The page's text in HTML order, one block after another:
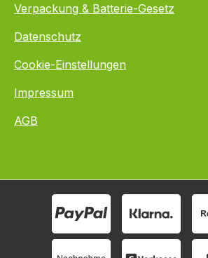
Verpackung & Batterie-Gesetz
Datenschutz
Cookie-Einstellungen
Impressum
AGB